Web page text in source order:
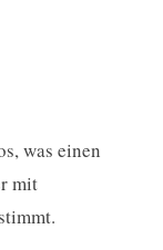
was einen
mit